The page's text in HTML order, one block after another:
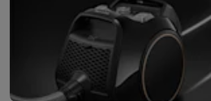
Maison & objets connectés
Montres connectées
Montres
Trottinettes électriques
Sécurité & protection Caméras de
Paiement connectéTerminaux de